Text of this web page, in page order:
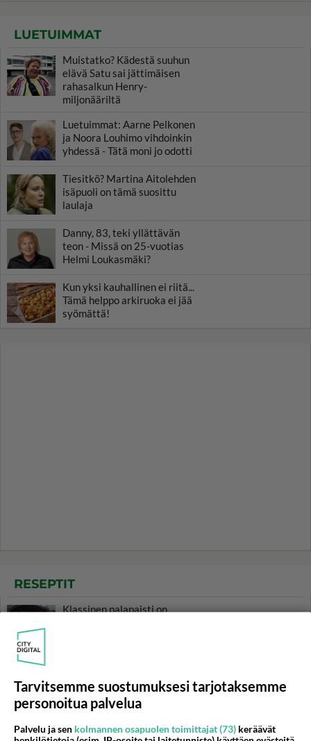
LUETUIMMAT
Muistatko? Kädestä suuhun
elävä Satu sai jättimäisen
rahasalkun Henry-
miljonääriltä
Luetuimmat: Aarne Pelkonen
ja Noora Louhimo vihdoinkin
yhdessä - Tätä moni jo odotti
Tiesitkö? Martina Aitolehden
isäpuoli on tämä suosittu
laulaja
Danny, 83, teki yllättävän
teon - Missä on 25-vuotias
Helmi Loukasmäki?
Kun yksi kauhallinen ei riitä...
Tämä helppo arkiruoka ei jää
syömättä!
RESEPTIT
Klassinen palapaisti on
keitettyjen perunoiden kanssa
- maistuu myös pastan päällä!
Banaanilettu on gluteeniton ja
Tarvitsemme suostumuksesi tarjotaksemme
personoitua palvelua
Palvelu ja sen kolmannen osapuolen toimittajat (73) keräävät